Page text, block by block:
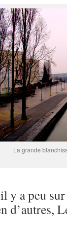
La grande
il y a peu
d’autres,